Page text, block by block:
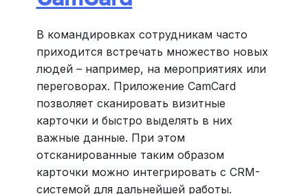
В командировках сотрудникам часто
приходится встречать множество новых
людей – например, на мероприятиях или
переговорах. Приложение CamCard
позволяет сканировать визитные
карточки и быстро выделять в них
важные данные. При этом
отсканированные таким образом
карточки можно интегрировать с CRM-
системой для дальнейшей работы.